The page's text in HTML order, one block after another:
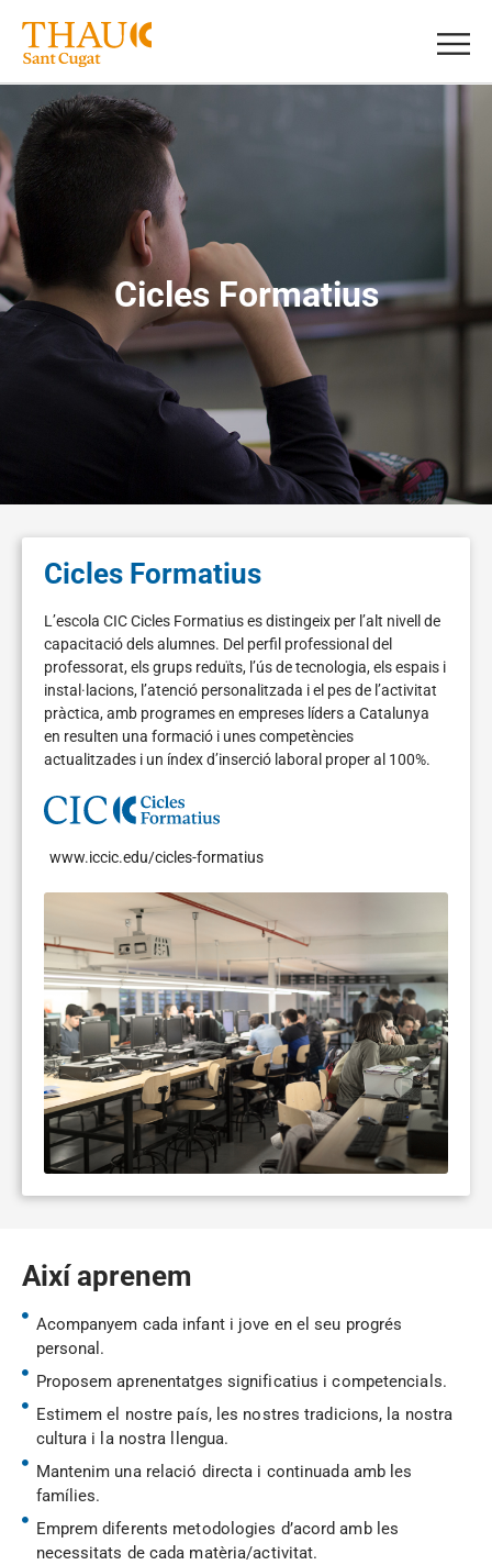
Cicles Formatius
Cicles Formatius
L’escola CIC Cicles Formatius es distingeix per l’alt nivell de
capacitació dels alumnes. Del perfil professional del
professorat, els grups reduïts, l’ús de tecnologia, els espais i
instal·lacions, l’atenció personalitzada i el pes de l’activitat
pràctica, amb programes en empreses líders a Catalunya
en resulten una formació i unes competències
actualitzades i un índex d’inserció laboral proper al 100%.
www.iccic.edu/cicles-formatius
Així aprenem
Acompanyem cada infant i jove en el seu progrés
personal.
Proposem aprenentatges significatius i competencials.
Estimem el nostre país, les nostres tradicions, la nostra
cultura i la nostra llengua.
Mantenim una relació directa i continuada amb les
famílies.
Emprem diferents metodologies d’acord amb les
necessitats de cada matèria/activitat.